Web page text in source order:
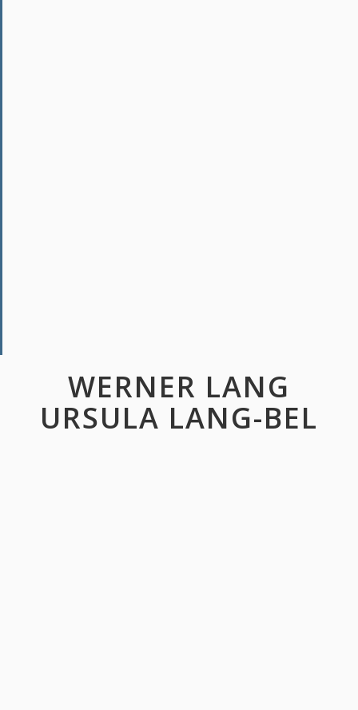
WERNER LANG
URSULA LANG-BEL